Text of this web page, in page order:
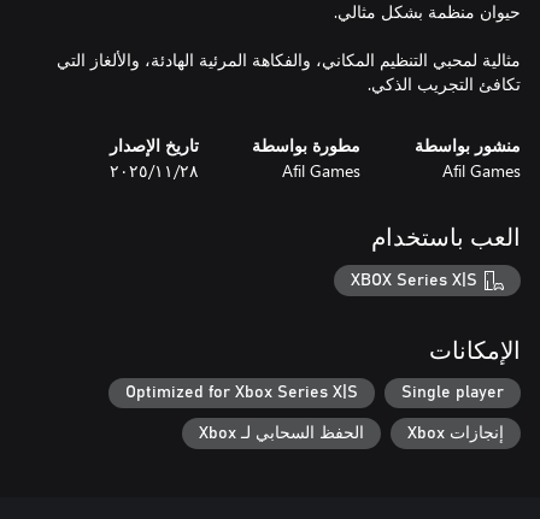
مثالية لمحبي التنظيم المكاني، والفكاهة المرئية الهادئة، والألغاز التي
تكافئ التجريب الذكي.
منشور بواسطة
Afil Games
مطورة بواسطة
Afil Games
تاريخ الإصدار
٢٨‏/١١‏/٢٠٢٥
العب باستخدام
XBOX Series X|S
الإمكانات
Single player
Optimized for Xbox Series X|S
إنجازات Xbox الحفظ السحابي لـ Xbox